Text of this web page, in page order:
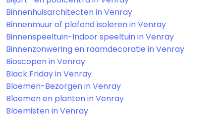
Binnenhuisarchitecten in Venray
Binnenmuur of plafond isoleren in Venray
Binnenspeeltuin-Indoor speeltuin in Venray
Binnenzonwering en raamdecoratie in Venray
Bioscopen in Venray
Black Friday in Venray
Bloemen-Bezorgen in Venray
Bloemen en planten in Venray
Bloemisten in Venray